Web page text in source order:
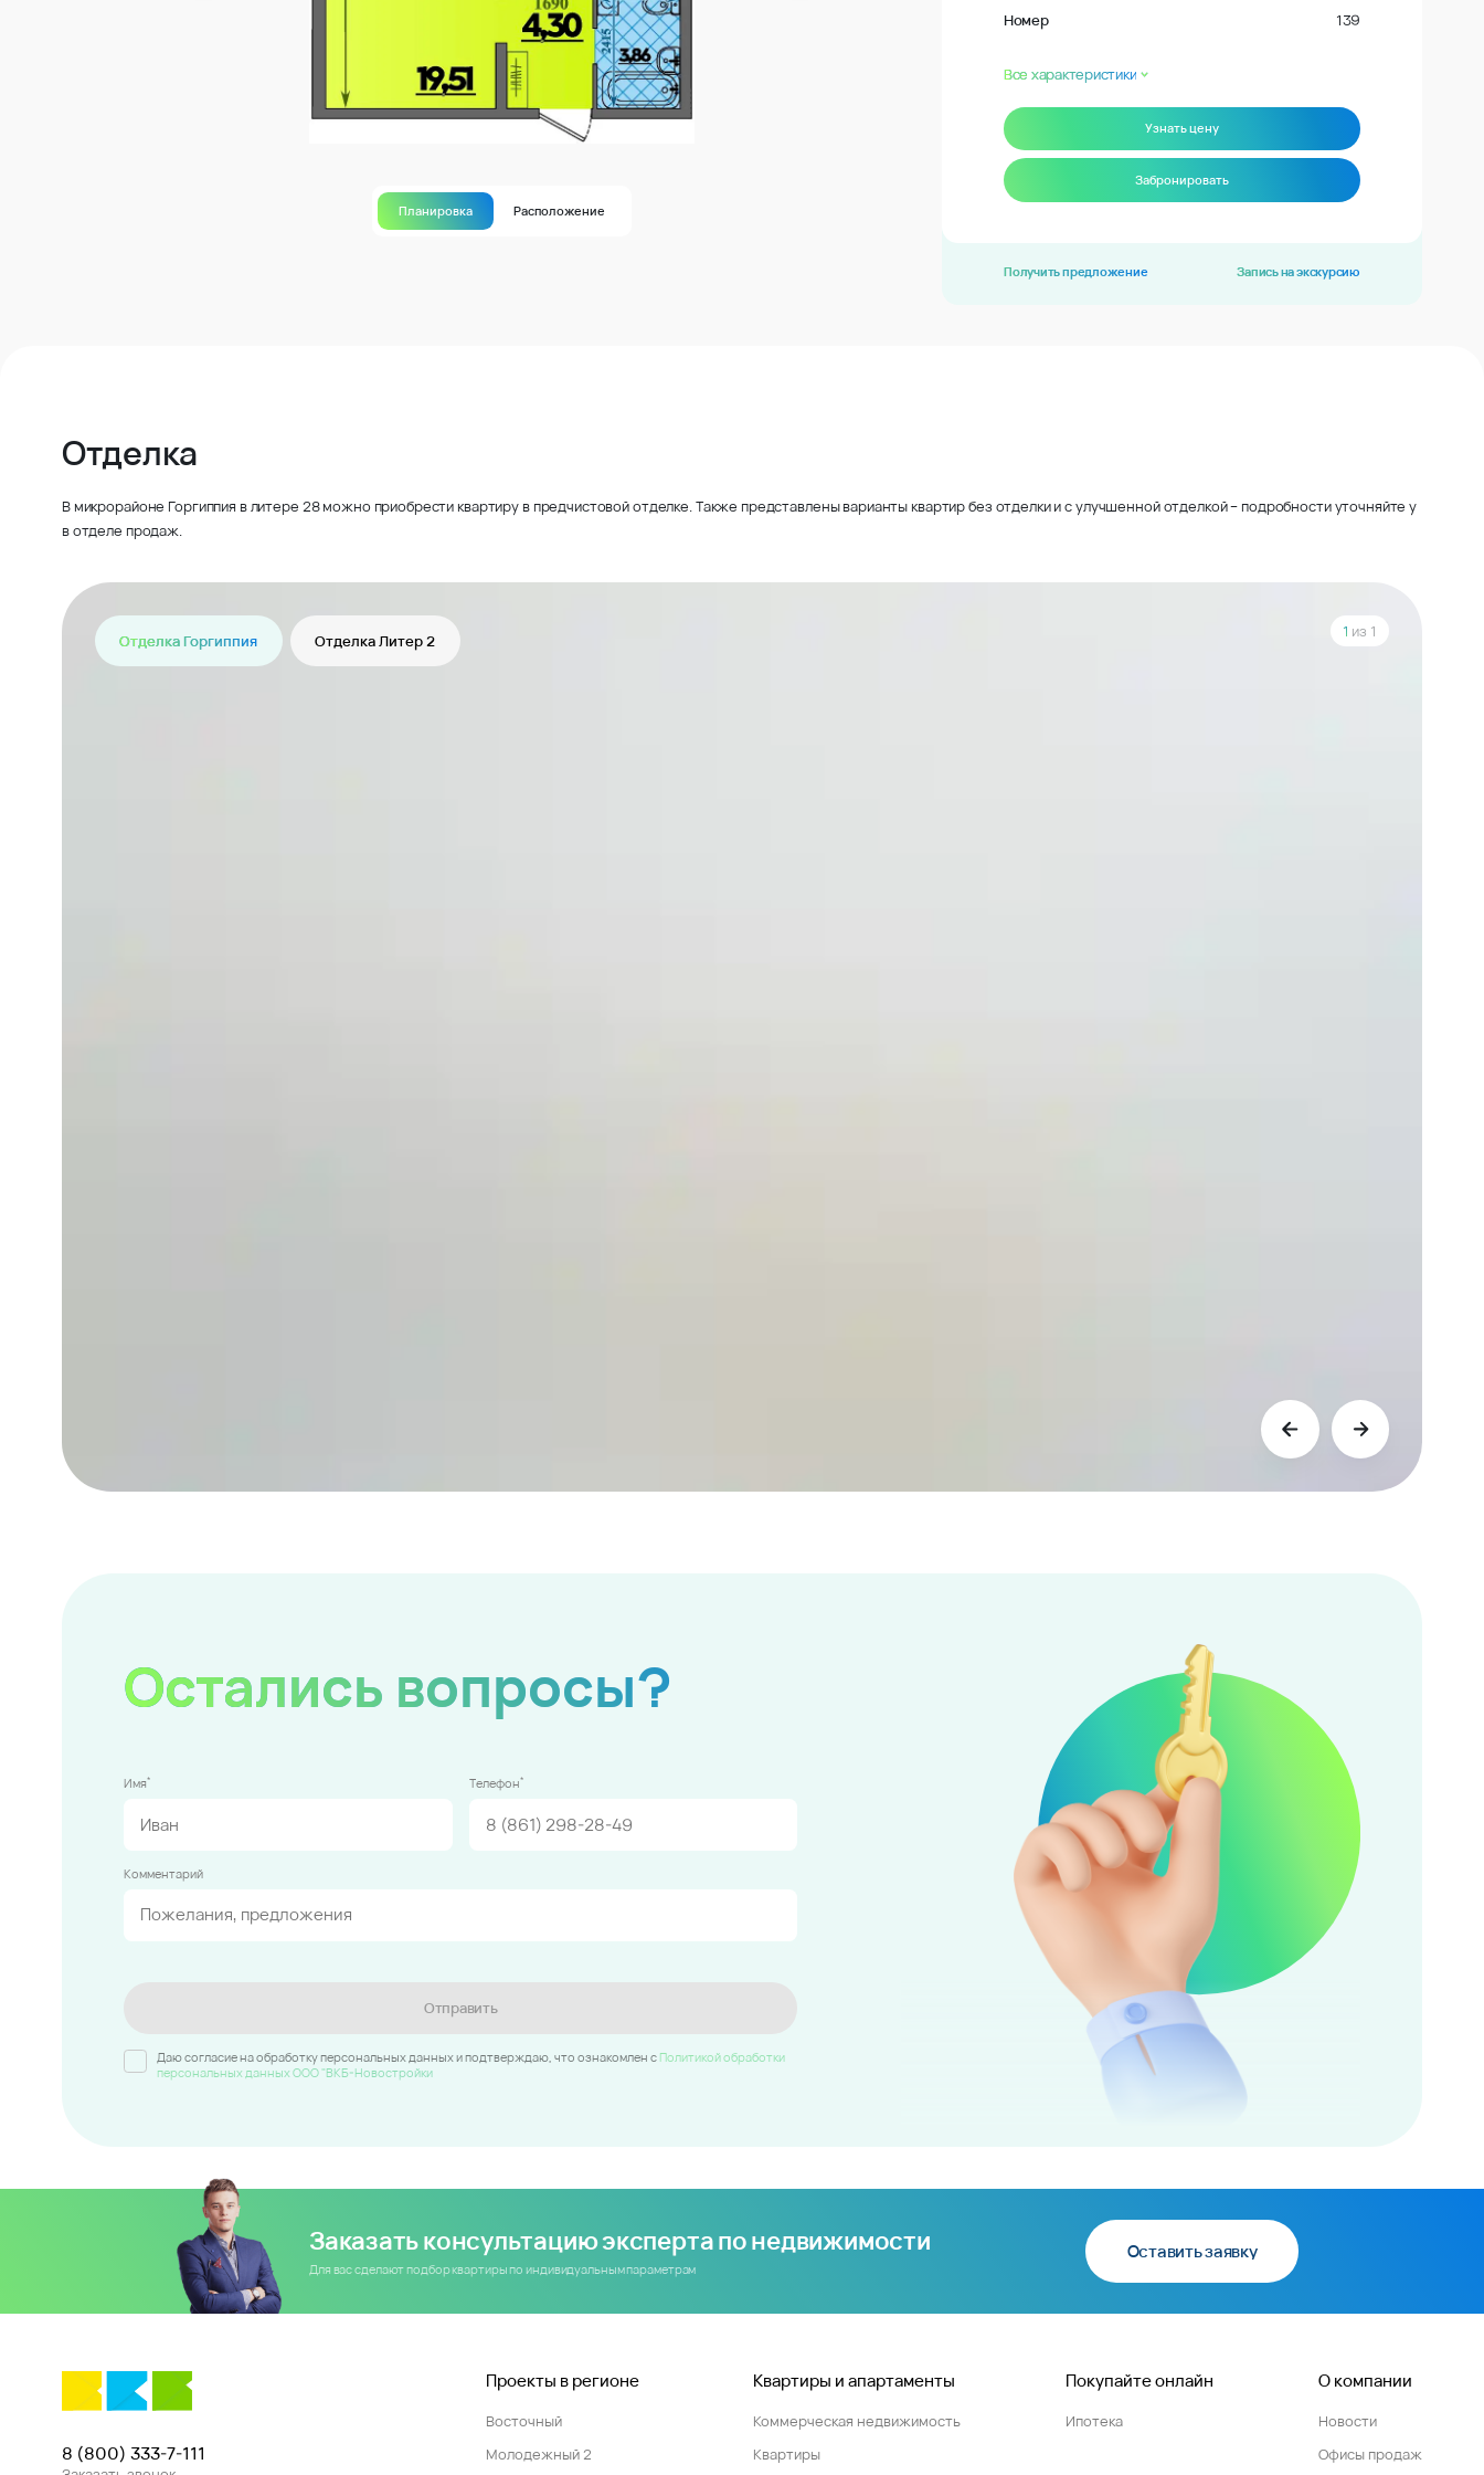
Планировка Расположение
Номер 139
Все характеристики
Узнать цену
Забронировать
Получить предложение Запись на экскурсию
Отделка
В микрорайоне Горгиппия в литере 28 можно приобрести квартиру в предчистовой отделке. Также представлены варианты квартир без отделки и с улучшенной отделкой – подробности уточняйте у
в отделе продаж.
Отделка Горгиппия Отделка Литер 2
1 из 1
Остались вопросы?
Имя* Телефон*
Комментарий
Отправить
Даю согласие на обработку персональных данных и подтверждаю, что ознакомлен c Политикой обработки
персональных данных ООО "ВКБ-Новостройки
Заказать консультацию эксперта по недвижимости
Для вас сделают подбор квартиры по индивидуальным параметрам
Оставить заявку
8 (800) 333-7-111
Проекты в регионе
Восточный
Молодежный 2
Квартиры и апартаменты
Коммерческая недвижимость
Квартиры
Покупайте онлайн
Ипотека
О компании
Новости
Офисы продаж